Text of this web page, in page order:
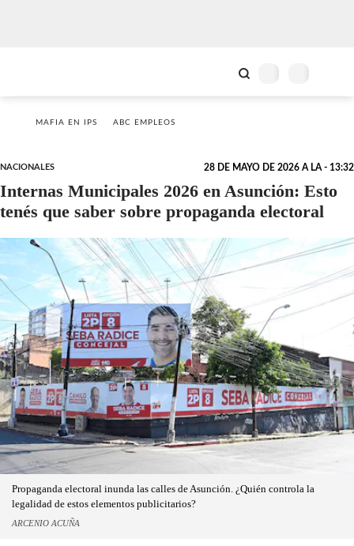
MAFIA EN IPS ABC EMPLEOS
NACIONALES 28 DE MAYO DE 2026 A LA - 13:32
Internas Municipales 2026 en Asunción: Esto
tenés que saber sobre propaganda electoral
Propaganda electoral inunda las calles de Asunción. ¿Quién controla la
legalidad de estos elementos publicitarios?
ARCENIO ACUÑA